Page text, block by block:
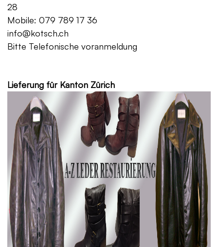
28
Mobile: 079 789 17 36
info@kotsch.ch
Bitte Telefonische voranmeldung
Lieferung für Kanton Zürich